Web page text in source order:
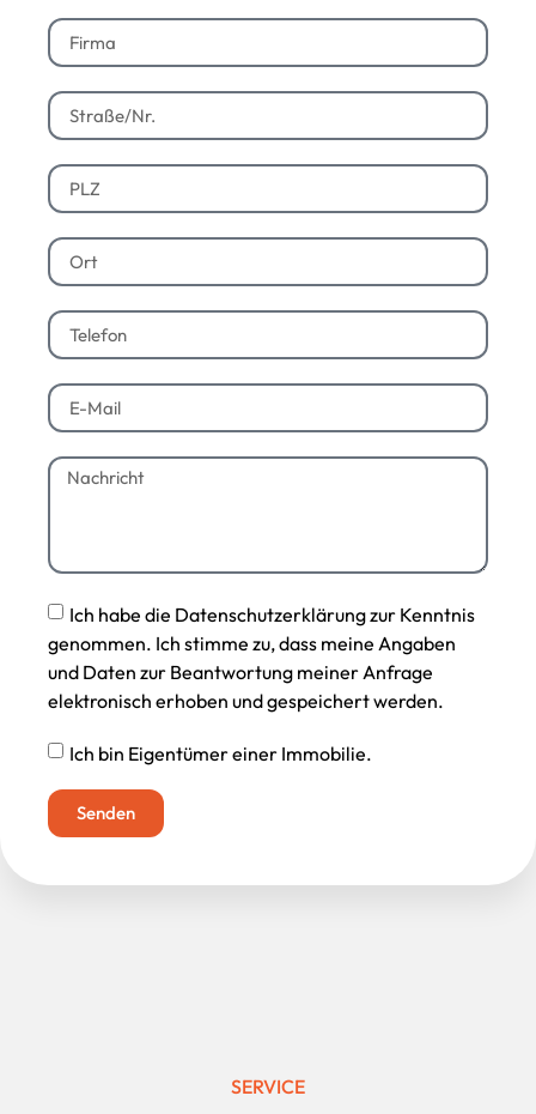
Ich habe die Datenschutzerklärung zur Kenntnis
genommen. Ich stimme zu, dass meine Angaben
und Daten zur Beantwortung meiner Anfrage
elektronisch erhoben und gespeichert werden.
Ich bin Eigentümer einer Immobilie.
Senden
SERVICE